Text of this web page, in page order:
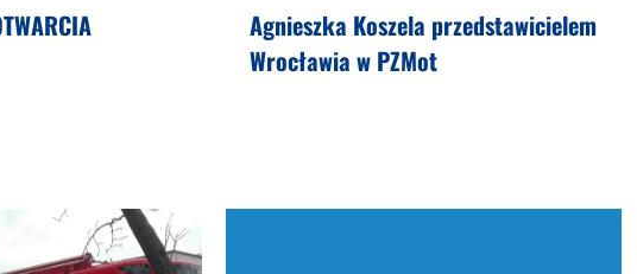
Agnieszka Koszela przedstawicielem
Wrocławia w PZMot